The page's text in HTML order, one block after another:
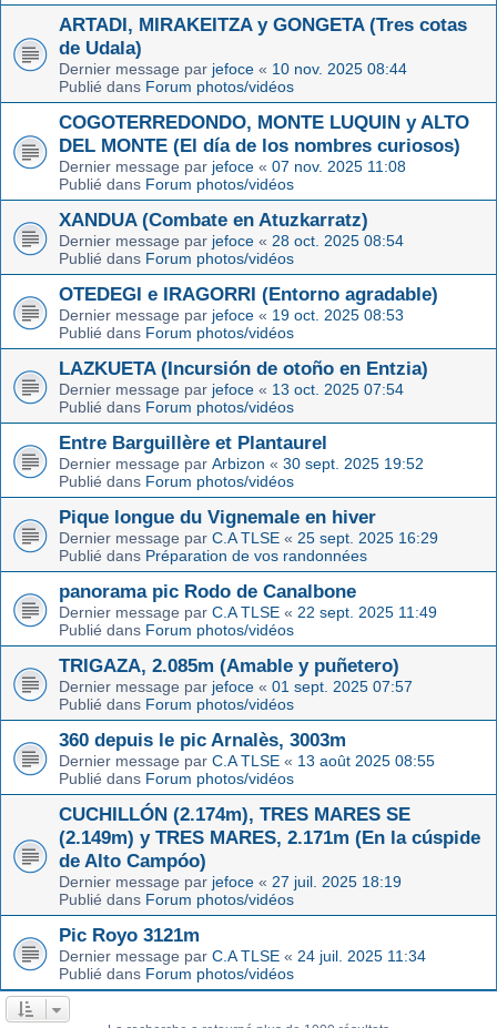
ARTADI, MIRAKEITZA y GONGETA (Tres cotas
de Udala)
Dernier message par jefoce « 10 nov. 2025 08:44
Publié dans Forum photos/vidéos
COGOTERREDONDO, MONTE LUQUIN y ALTO
DEL MONTE (El día de los nombres curiosos)
Dernier message par jefoce « 07 nov. 2025 11:08
Publié dans Forum photos/vidéos
XANDUA (Combate en Atuzkarratz)
Dernier message par jefoce « 28 oct. 2025 08:54
Publié dans Forum photos/vidéos
OTEDEGI e IRAGORRI (Entorno agradable)
Dernier message par jefoce « 19 oct. 2025 08:53
Publié dans Forum photos/vidéos
LAZKUETA (Incursión de otoño en Entzia)
Dernier message par jefoce « 13 oct. 2025 07:54
Publié dans Forum photos/vidéos
Entre Barguillère et Plantaurel
Dernier message par Arbizon « 30 sept. 2025 19:52
Publié dans Forum photos/vidéos
Pique longue du Vignemale en hiver
Dernier message par C.A TLSE « 25 sept. 2025 16:29
Publié dans Préparation de vos randonnées
panorama pic Rodo de Canalbone
Dernier message par C.A TLSE « 22 sept. 2025 11:49
Publié dans Forum photos/vidéos
TRIGAZA, 2.085m (Amable y puñetero)
Dernier message par jefoce « 01 sept. 2025 07:57
Publié dans Forum photos/vidéos
360 depuis le pic Arnalès, 3003m
Dernier message par C.A TLSE « 13 août 2025 08:55
Publié dans Forum photos/vidéos
CUCHILLÓN (2.174m), TRES MARES SE
(2.149m) y TRES MARES, 2.171m (En la cúspide
de Alto Campóo)
Dernier message par jefoce « 27 juil. 2025 18:19
Publié dans Forum photos/vidéos
Pic Royo 3121m
Dernier message par C.A TLSE « 24 juil. 2025 11:34
Publié dans Forum photos/vidéos